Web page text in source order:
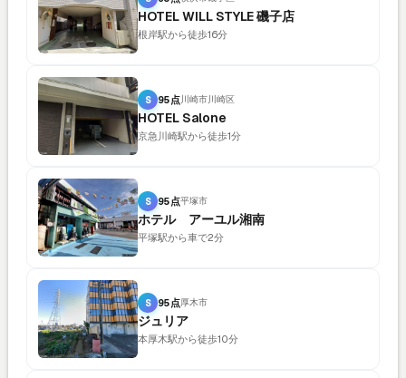
HOTEL WILL STYLE 磯子店
根岸駅から徒歩16分
S 95点川崎市川崎区
HOTEL Salone
京急川崎駅から徒歩1分
S 95点平塚市
ホテル アーユル湘南
平塚駅から車で2分
S 95点厚木市
ジュリア
本厚木駅から徒歩10分